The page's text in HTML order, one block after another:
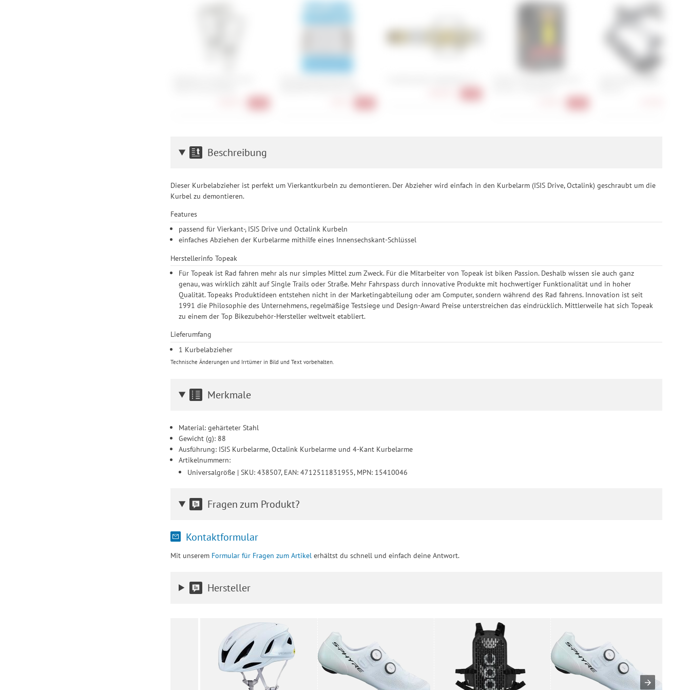
Beschreibung
Dieser Kurbelabzieher ist perfekt um Vierkantkurbeln zu demontieren. Der Abzieher wird einfach in den Kurbelarm (ISIS Drive, Octalink) geschraubt um die
Kurbel zu demontieren.
Features
passend für Vierkant-, ISIS Drive und Octalink Kurbeln
einfaches Abziehen der Kurbelarme mithilfe eines Innensechskant-Schlüssel
Herstellerinfo Topeak
Für Topeak ist Rad fahren mehr als nur simples Mittel zum Zweck. Für die Mitarbeiter von Topeak ist biken Passion. Deshalb wissen sie auch ganz
genau, was wirklich zählt auf Single Trails oder Straße. Mehr Fahrspass durch innovative Produkte mit hochwertiger Funktionalität und in hoher
Qualität. Topeaks Produktideen entstehen nicht in der Marketingabteilung oder am Computer, sondern während des Rad fahrens. Innovation ist seit
1991 die Philosophie des Unternehmens, regelmäßige Testsiege und Design-Award Preise unterstreichen das eindrücklich. Mittlerweile hat sich Topeak
zu einem der Top Bikezubehör-Hersteller weltweit etabliert.
Lieferumfang
1 Kurbelabzieher
Technische Änderungen und Irrtümer in Bild und Text vorbehalten.
Merkmale
Material: gehärteter Stahl
Gewicht (g): 88
Ausführung: ISIS Kurbelarme, Octalink Kurbelarme und 4-Kant Kurbelarme
Artikelnummern:
Universalgröße | SKU: 438507, EAN: 4712511831955, MPN: 15410046
Fragen zum Produkt?
Kontaktformular
Mit unserem Formular für Fragen zum Artikelerhältst du schnell und einfach deine Antwort.
Hersteller